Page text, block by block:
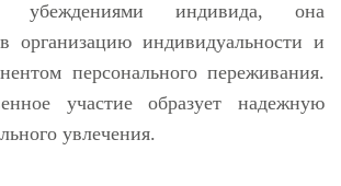
убеждениями индивида, она
организацию индивидуальности и
персонального переживания.
участие образует надежную
увлечения.